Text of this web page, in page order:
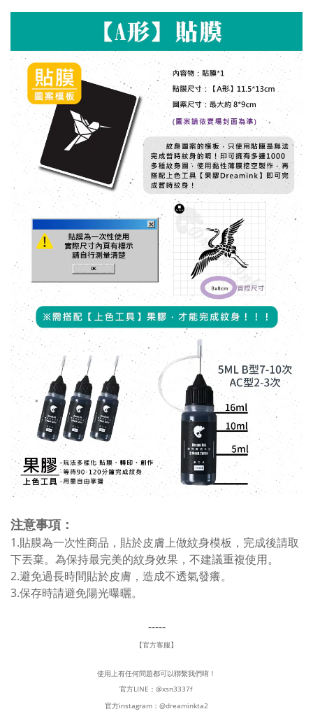
注意事項：
1.貼膜為一次性商品，貼於皮膚上做紋身模板，完成後請取
下丟棄。為保持最完美的紋身效果，不建議重複使用。
2.避免過長時間貼於皮膚，造成不透氣發癢。
3.保存時請避免陽光曝曬。
-----
【官方客服】
使用上有任何問題都可以聯繫我們唷！
官方LINE： @xsn3337f
官方instagram： @dreaminkta2